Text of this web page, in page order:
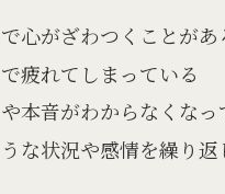
心がざわつくことがあ
疲れてしまっている
本音がわからなくなっ
な状況や感情を繰り返